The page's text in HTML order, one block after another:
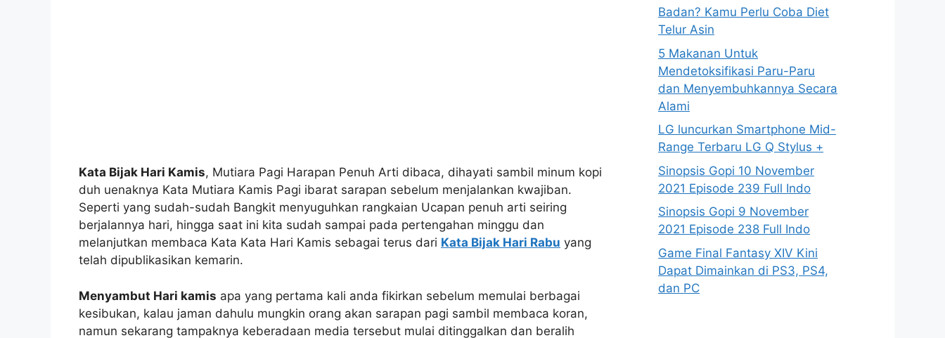
Kata Bijak Hari Kamis, Mutiara Pagi Harapan Penuh Arti dibaca, dihayati sambil minum kopi
duh uenaknya Kata Mutiara Kamis Pagi ibarat sarapan sebelum menjalankan kwajiban.
Seperti yang sudah-sudah Bangkit menyuguhkan rangkaian Ucapan penuh arti seiring
berjalannya hari, hingga saat ini kita sudah sampai pada pertengahan minggu dan
melanjutkan membaca Kata Kata Hari Kamis sebagai terus dari Kata Bijak Hari Rabu yang
telah dipublikasikan kemarin.
Menyambut Hari kamis apa yang pertama kali anda fikirkan sebelum memulai berbagai
kesibukan, kalau jaman dahulu mungkin orang akan sarapan pagi sambil membaca koran,
namun sekarang tampaknya keberadaan media tersebut mulai ditinggalkan dan beralih
Badan? Kamu Perlu Coba Diet
Telur Asin
5 Makanan Untuk
Mendetoksifikasi Paru-Paru
dan Menyembuhkannya Secara
Alami
LG luncurkan Smartphone Mid-
Range Terbaru LG Q Stylus +
Sinopsis Gopi 10 November
2021 Episode 239 Full Indo
Sinopsis Gopi 9 November
2021 Episode 238 Full Indo
Game Final Fantasy XIV Kini
Dapat Dimainkan di PS3, PS4,
dan PC